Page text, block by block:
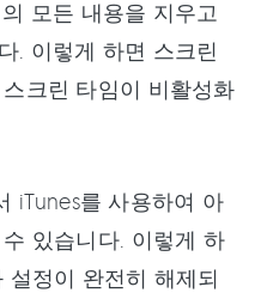
모든 내용을 지우고
. 이렇게 하면 스크린
크린 타임이 비활성화
iTunes를 사용하여 아
있습니다. 이렇게 하
정이 완전히 해제되